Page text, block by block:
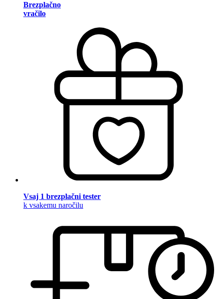
Brezplačno
vračilo
Vsaj 1 brezplačni tester
k vsakemu naročilu